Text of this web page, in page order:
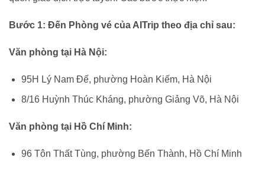
Bước 1: Đến Phòng vé của AITrip theo địa chỉ sau:
Văn phòng tại Hà Nội:
95H Lý Nam Đế, phường Hoàn Kiếm, Hà Nội
8/16 Huỳnh Thúc Kháng, phường Giảng Võ, Hà Nội
Văn phòng tại Hồ Chí Minh:
96 Tôn Thất Tùng, phường Bến Thành, Hồ Chí Minh